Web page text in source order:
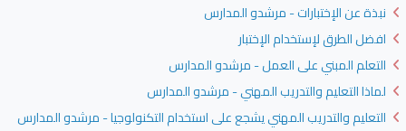
نبذة عن الإختبارات - مرشدو المدارس
افضل الطرق لإستخدام الإختبار
التعلم المبني على العمل - مرشدو المدارس
لماذا التعليم والتدريب المهني - مرشدو المدارس
التعليم والتدريب المهني يشجع على استخدام التكنولوجيا - مرشدو المدارس